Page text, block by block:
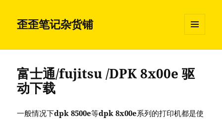
歪歪笔记杂货铺
挂件
富士通/fujitsu /DPK 8x00e 驱
动下载
一般情况下dpk 8500e等dpk 8x00e系列的打印机都是使